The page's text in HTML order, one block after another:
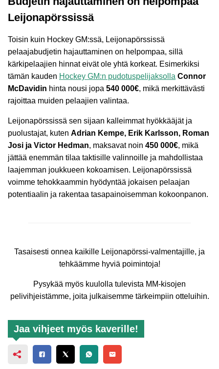
Leijonapörssissä
Toisin kuin Hockey GM:ssä, Leijonapörssissä
pelaajabudjetin hajauttaminen on helpompaa, sillä
kärkipelaajien hinnat eivät ole yhtä korkeat. Esimerkiksi
tämän kauden Hockey GM:n pudotuspelijaksolla Connor
McDavidin hinta nousi jopa 540 000€, mikä merkittävästi
rajoittaa muiden pelaajien valintaa.
Leijonapörssissä sen sijaan kalleimmat hyökkääjät ja
puolustajat, kuten Adrian Kempe, Erik Karlsson, Roman
Josi ja Victor Hedman, maksavat noin 450 000€, mikä
jättää enemmän tilaa taktisille valinnoille ja mahdollistaa
laajemman joukkueen kokoamisen. Leijonapörssissä
voimme tehokkaammin hyödyntää jokaisen pelaajan
potentiaalin ja rakentaa tasapainoisemman kokoonpanon.
Tasaisesti onnea kaikille Leijonapörssi-valmentajille, ja
tehkäämme hyviä poimintoja!
Pysykää myös kuulolla tulevista MM-kisojen
pelivihjeistämme, joita julkaisemme tärkeimpiin otteluihin.
Jaa vihjeet myös kaverille!